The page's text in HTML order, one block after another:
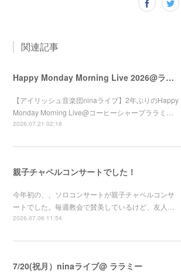
関連記事
Happy Monday Morning Live 2026@ララミー
【アイリッシュ音楽団ninaライブ】2年ぶりのHappy
Monday Morning Live@コーヒーシャープララミ…
2026.07.21 02:18
親子チャペルコンサートでした！
今年初の、、ソロコンサートが親子チャペルコンサ
ートでした。毎週教会で賛美しているけど、友人…
2026.07.06 11:54
7/20(祝月）ninaライブ@ ララミー